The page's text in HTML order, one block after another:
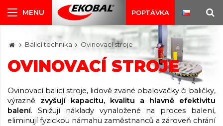
POPTÁVKA
Balicí technika Ovinovací stroje
OVINOVACÍ STROJE
Ovinovací balicí stroje, lidově zvané obalovačky či baličky,
výrazně zvyšují kapacitu, kvalitu a hlavně efektivitu
balení. Snižují náklady vynaložené na proces balení,
eliminují fyzickou námahu zaměstnanců a zároveň chrání